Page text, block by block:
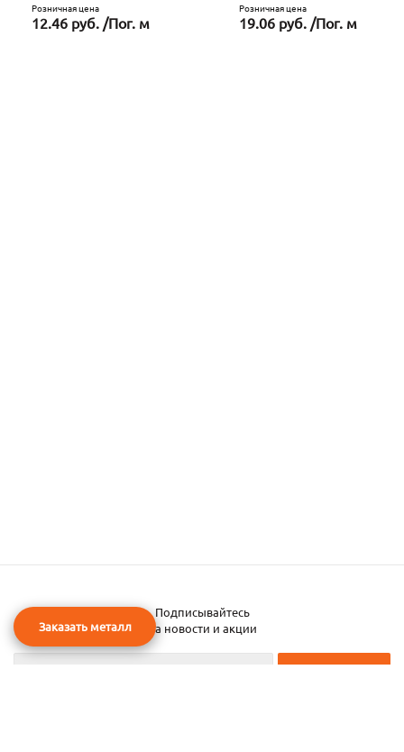
Розничная цена
12.46 руб. /Пог. м
Розничная цена
19.06 руб. /Пог. м
Подписывайтесь
на новости и акции
Заказать металл